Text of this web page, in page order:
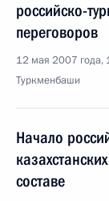
российско-
переговоров
12 мая 2007 года,
Туркменбаши
Начало
составе